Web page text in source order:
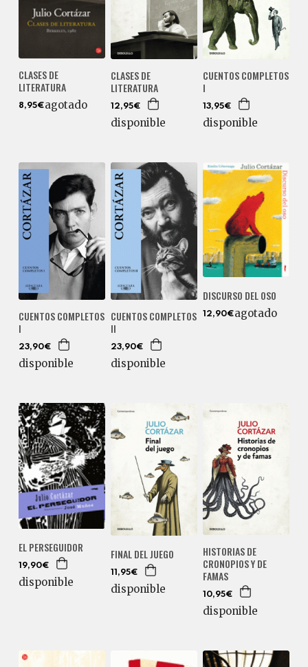
CLASES DE
LITERATURA
8,95€agotado
CLASES DE
LITERATURA
12,95€
disponible
CUENTOS COMPLETOS
I
13,95€
disponible
CUENTOS COMPLETOS
I
23,90€
disponible
CUENTOS COMPLETOS
II
23,90€
disponible
DISCURSO DEL OSO
12,90€agotado
EL PERSEGUIDOR
19,90€
disponible
FINAL DEL JUEGO
11,95€
disponible
HISTORIAS DE
CRONOPIOS Y DE
FAMAS
10,95€
disponible